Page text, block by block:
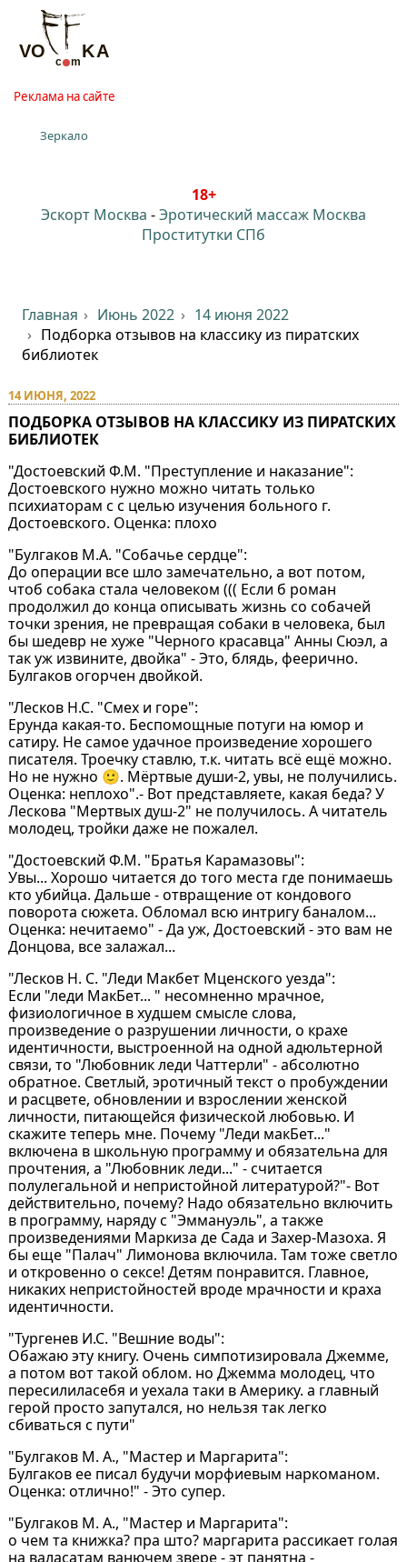
Реклама на сайте
Зеркало
18+
Эскорт Москва -Эротический массаж Москва
Проститутки СПб
Главная Июнь 2022
14 июня 2022
Подборка отзывов на классику из пиратских
библиотек
14 ИЮНЯ, 2022
ПОДБОРКА ОТЗЫВОВ НА КЛАССИКУ ИЗ ПИРАТСКИХ
БИБЛИОТЕК
"Достоевский Ф.М. "Преступление и наказание":
Достоевского нужно можно читать только
психиаторам с с целью изучения больного г.
Достоевского. Оценка: плохо
"Булгаков М.А. "Собачье сердце":
До операции все шло замечательно, а вот потом,
чтоб собака стала человеком ((( Если б роман
продолжил до конца описывать жизнь со собачей
точки зрения, не превращая собаки в человека, был
бы шедевр не хуже "Черного красавца" Анны Сюэл, а
так уж извините, двойка" - Это, блядь, феерично.
Булгаков огорчен двойкой.
"Лесков Н.С. "Смех и горе":
Ерунда какая-то. Беспомощные потуги на юмор и
сатиру. Не самое удачное произведение хорошего
писателя. Троечку ставлю, т.к. читать всё ещё можно.
Но не нужно 🙂. Мёртвые души-2, увы, не получились.
Оценка: неплохо".- Вот представляете, какая беда? У
Лескова "Мертвых душ-2" не получилось. А читатель
молодец, тройки даже не пожалел.
"Достоевский Ф.М. "Братья Карамазовы":
Увы... Хорошо читается до того места где понимаешь
кто убийца. Дальше - отвращение от кондового
поворота сюжета. Обломал всю интригу баналом...
Оценка: нечитаемо" - Да уж, Достоевский - это вам не
Донцова, все залажал...
"Лесков Н. С. "Леди Макбет Мценского уезда":
Если "леди МакБет... " несомненно мрачное,
физиологичное в худшем смысле слова,
произведение о разрушении личности, о крахе
идентичности, выстроенной на одной адюльтерной
связи, то "Любовник леди Чаттерли" - абсолютно
обратное. Светлый, эротичный текст о пробуждении
и расцвете, обновлении и взрослении женской
личности, питающейся физической любовью. И
скажите теперь мне. Почему "Леди макБет..."
включена в школьную программу и обязательна для
прочтения, а "Любовник леди..." - считается
полулегальной и непристойной литературой?"- Вот
действительно, почему? Надо обязательно включить
в программу, наряду с "Эммануэль", а также
произведениями Маркиза де Сада и Захер-Мазоха. Я
бы еще "Палач" Лимонова включила. Там тоже светло
и откровенно о сексе! Детям понравится. Главное,
никаких непристойностей вроде мрачности и краха
идентичности.
"Тургенев И.С. "Вешние воды":
Обажаю эту книгу. Очень симпотизировала Джемме,
а потом вот такой облом. но Джемма молодец, что
пересилиласебя и уехала таки в Америку. а главный
герой просто запутался, но нельзя так легко
сбиваться с пути"
"Булгаков М. А., "Мастер и Маргарита":
Булгаков ее писал будучи морфиевым наркоманом.
Оценка: отлично!" - Это супер.
"Булгаков М. А., "Мастер и Маргарита":
о чем та книжка? пра што? маргарита рассикает голая
на валасатам ванючем звере - эт панятна -